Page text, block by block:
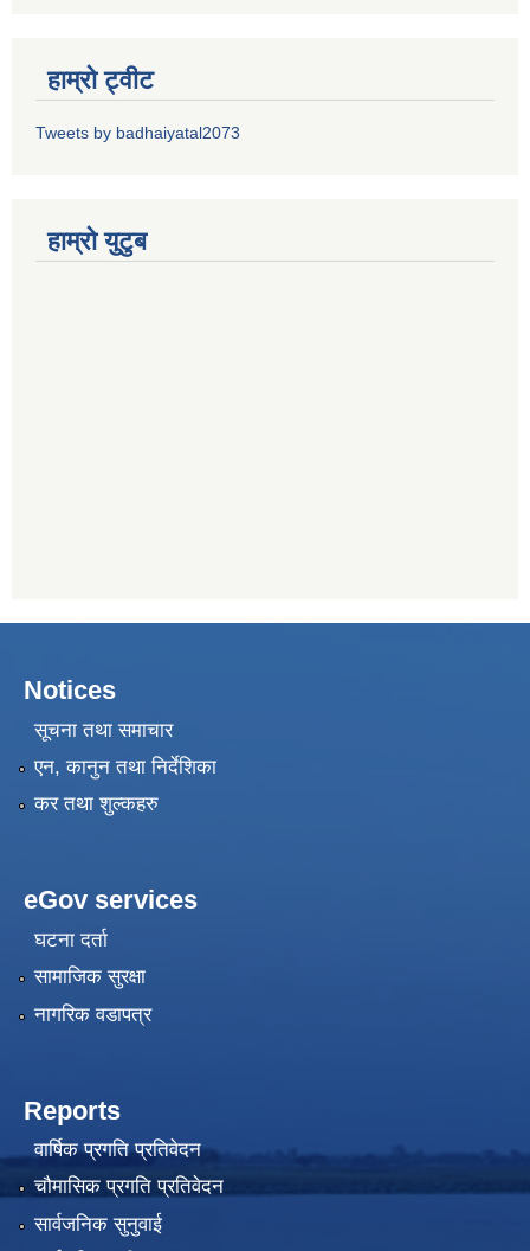
हाम्रो ट्वीट
Tweets by badhaiyatal2073
हाम्रो युटुब
Notices
सूचना तथा समाचार
एन, कानुन तथा निर्देशिका
कर तथा शुल्कहरु
eGov services
घटना दर्ता
सामाजिक सुरक्षा
नागरिक वडापत्र
Reports
वार्षिक प्रगति प्रतिवेदन
चौमासिक प्रगति प्रतिवेदन
सार्वजनिक सुनुवाई